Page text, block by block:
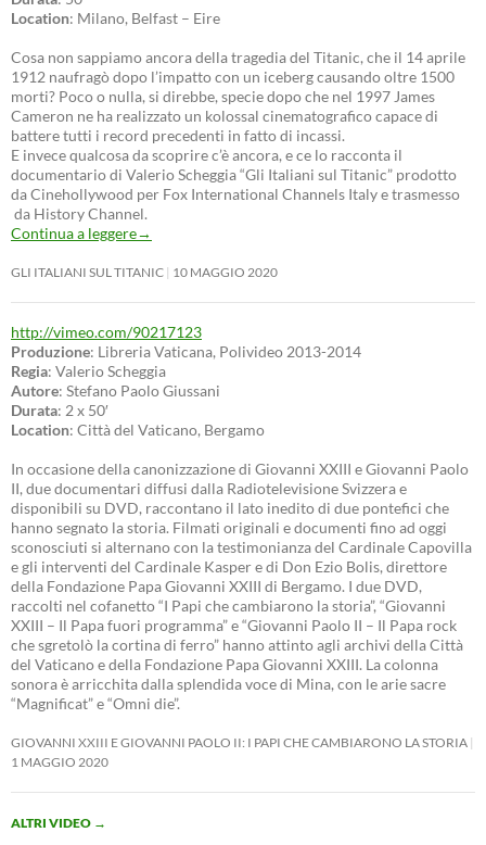
Location: Milano, Belfast – Eire
Cosa non sappiamo ancora della tragedia del Titanic, che il 14 aprile
1912 naufragò dopo l’impatto con un iceberg causando oltre 1500
morti? Poco o nulla, si direbbe, specie dopo che nel 1997 James
Cameron ne ha realizzato un kolossal cinematografico capace di
battere tutti i record precedenti in fatto di incassi.
E invece qualcosa da scoprire c’è ancora, e ce lo racconta il
documentario di Valerio Scheggia “Gli Italiani sul Titanic” prodotto
da Cinehollywood per Fox International Channels Italy e trasmesso
da History Channel.
Continua a leggere→
GLI ITALIANI SUL TITANIC 10 MAGGIO 2020
http://vimeo.com/90217123
Produzione: Libreria Vaticana, Polivideo 2013-2014
Regia: Valerio Scheggia
Autore: Stefano Paolo Giussani
Durata: 2 x 50′
Location: Città del Vaticano, Bergamo
In occasione della canonizzazione di Giovanni XXIII e Giovanni Paolo
II, due documentari diffusi dalla Radiotelevisione Svizzera e
disponibili su DVD, raccontano il lato inedito di due pontefici che
hanno segnato la storia. Filmati originali e documenti fino ad oggi
sconosciuti si alternano con la testimonianza del Cardinale Capovilla
e gli interventi del Cardinale Kasper e di Don Ezio Bolis, direttore
della Fondazione Papa Giovanni XXIII di Bergamo. I due DVD,
raccolti nel cofanetto “I Papi che cambiarono la storia”, “Giovanni
XXIII – Il Papa fuori programma” e “Giovanni Paolo II – Il Papa rock
che sgretolò la cortina di ferro” hanno attinto agli archivi della Città
del Vaticano e della Fondazione Papa Giovanni XXIII. La colonna
sonora è arricchita dalla splendida voce di Mina, con le arie sacre
“Magnificat” e “Omni die”.
GIOVANNI XXIII E GIOVANNI PAOLO II: I PAPI CHE CAMBIARONO LA STORIA
1 MAGGIO 2020
ALTRI VIDEO →